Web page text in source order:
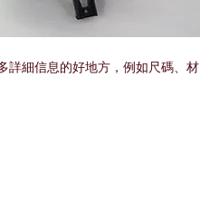
詳細信息的好地方，例如尺碼、材